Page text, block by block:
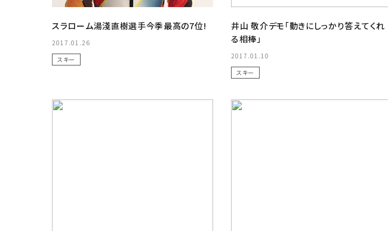
スラローム湯淺直樹選手今季最高の7位!
2017.01.26
スキー
井山 敬介デモ「動きにしっかり答えてくれ
る相棒」
2017.01.10
スキー